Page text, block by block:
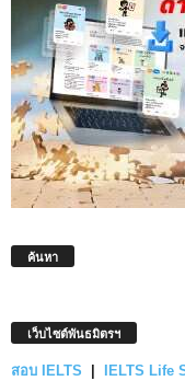
ค้นหา
เว็บไซต์พันธมิตรฯ
สอบ IELTS IELTS Life